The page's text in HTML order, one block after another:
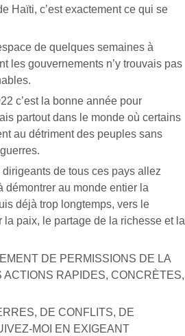
Haïti, c’est exactement ce qui se
de quelques semaines à
les gouvernements n’y trouvais pas
c’est la bonne année pour
partout dans le monde où certains
au détriment des peuples sans
de tous ces pays allez
démontrer au monde entier la
déjà trop longtemps, vers le
paix, le partage de la richesse et la
DE PERMISSIONS DE LA
RAPIDES, CONCRÈTES,
DE CONFLITS, DE
MOI EN EXIGEANT